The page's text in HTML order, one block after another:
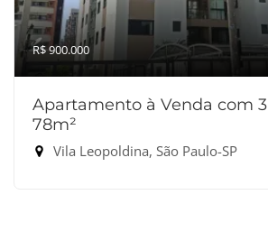
R$ 900.000
Apartamento à Venda com
78m²
Vila Leopoldina, São Paulo-SP